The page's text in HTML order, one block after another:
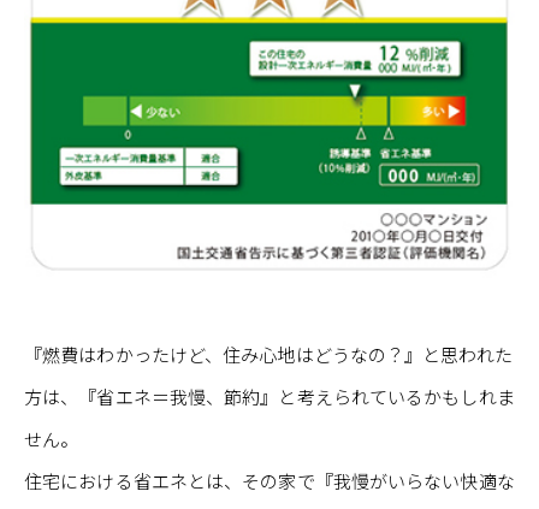
『燃費はわかったけど、住み心地はどうなの？』と思われた
方は、『省エネ＝我慢、節約』と考えられているかもしれま
せん。
住宅における省エネとは、その家で『我慢がいらない快適な